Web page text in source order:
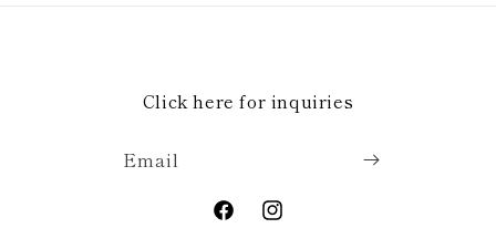
Click here for inquiries
Email
FacebookInstagram